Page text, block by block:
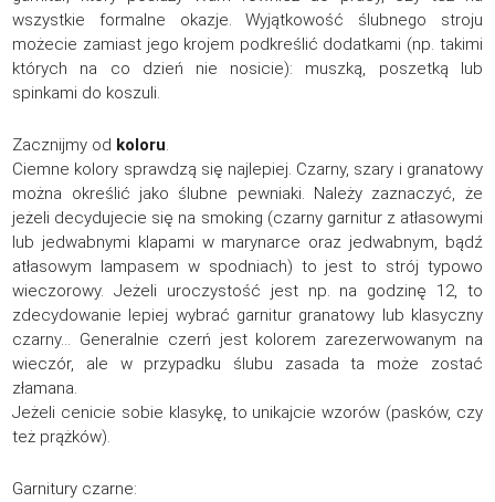
wszystkie formalne okazje. Wyjątkowość ślubnego stroju
możecie zamiast jego krojem podkreślić dodatkami (np. takimi
których na co dzień nie nosicie): muszką, poszetką lub
spinkami do koszuli.
Zacznijmy od koloru.
Ciemne kolory sprawdzą się najlepiej. Czarny, szary i granatowy
można określić jako ślubne pewniaki. Należy zaznaczyć, że
jeżeli decydujecie się na smoking (czarny garnitur z atłasowymi
lub jedwabnymi klapami w marynarce oraz jedwabnym, bądź
atłasowym lampasem w spodniach) to jest to strój typowo
wieczorowy. Jeżeli uroczystość jest np. na godzinę 12, to
zdecydowanie lepiej wybrać garnitur granatowy lub klasyczny
czarny… Generalnie czerń jest kolorem zarezerwowanym na
wieczór, ale w przypadku ślubu zasada ta może zostać
złamana.
Jeżeli cenicie sobie klasykę, to unikajcie wzorów (pasków, czy
też prążków).
Garnitury czarne: